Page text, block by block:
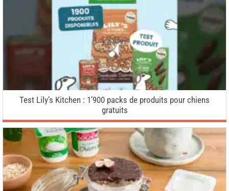
Test Lily’s Kitchen : 1’900 packs de produits pour chiens
gratuits